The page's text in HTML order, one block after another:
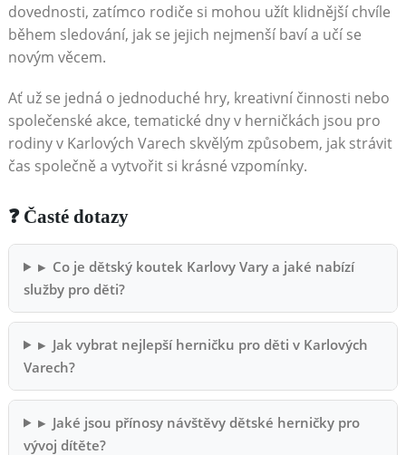
dovednosti, zatímco rodiče si mohou užít klidnější chvíle
během sledování, jak se jejich nejmenší baví a učí se
novým věcem.
Ať už se jedná o jednoduché hry, kreativní činnosti nebo
společenské akce, tematické dny v herničkách jsou pro
rodiny v Karlových Varech skvělým způsobem, jak strávit
čas společně a vytvořit si krásné vzpomínky.
❓ Časté dotazy
▸ Co je dětský koutek Karlovy Vary a jaké nabízí
služby pro děti?
▸ Jak vybrat nejlepší herničku pro děti v Karlových
Varech?
▸ Jaké jsou přínosy návštěvy dětské herničky pro
vývoj dítěte?